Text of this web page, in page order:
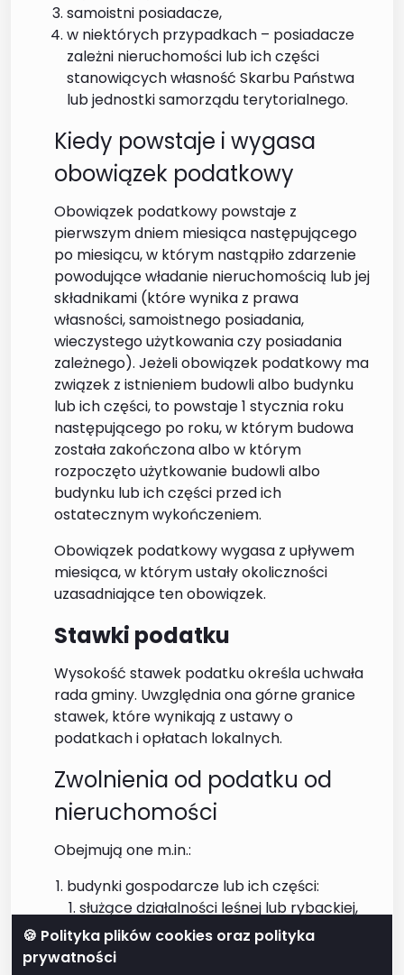
🍪 Polityka plików cookies oraz polityka
prywatności
samoistni posiadacze,
w niektórych przypadkach – posiadacze
zależni nieruchomości lub ich części
stanowiących własność Skarbu Państwa
lub jednostki samorządu terytorialnego.
Kiedy powstaje i wygasa
obowiązek podatkowy
Obowiązek podatkowy powstaje z
pierwszym dniem miesiąca następującego
po miesiącu, w którym nastąpiło zdarzenie
powodujące władanie nieruchomością lub jej
składnikami (które wynika z prawa
własności, samoistnego posiadania,
wieczystego użytkowania czy posiadania
zależnego). Jeżeli obowiązek podatkowy ma
związek z istnieniem budowli albo budynku
lub ich części, to powstaje 1 stycznia roku
następującego po roku, w którym budowa
została zakończona albo w którym
rozpoczęto użytkowanie budowli albo
budynku lub ich części przed ich
ostatecznym wykończeniem.
Obowiązek podatkowy wygasa z upływem
miesiąca, w którym ustały okoliczności
uzasadniające ten obowiązek.
Stawki podatku
Wysokość stawek podatku określa uchwała
rada gminy. Uwzględnia ona górne granice
stawek, które wynikają z ustawy o
podatkach i opłatach lokalnych.
Zwolnienia od podatku od
nieruchomości
Obejmują one m.in.:
budynki gospodarcze lub ich części:
służące działalności leśnej lub rybackiej,
położone na gruntach gospodarstw
rolnych, służące wyłącznie działalności